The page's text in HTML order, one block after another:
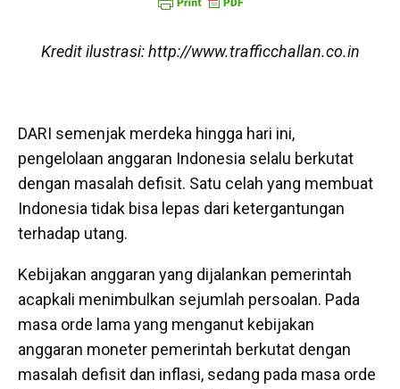
Kredit ilustrasi: http://www.trafficchallan.co.in
DARI semenjak merdeka hingga hari ini,
pengelolaan anggaran Indonesia selalu berkutat
dengan masalah defisit. Satu celah yang membuat
Indonesia tidak bisa lepas dari ketergantungan
terhadap utang.
Kebijakan anggaran yang dijalankan pemerintah
acapkali menimbulkan sejumlah persoalan. Pada
masa orde lama yang menganut kebijakan
anggaran moneter pemerintah berkutat dengan
masalah defisit dan inflasi, sedang pada masa orde